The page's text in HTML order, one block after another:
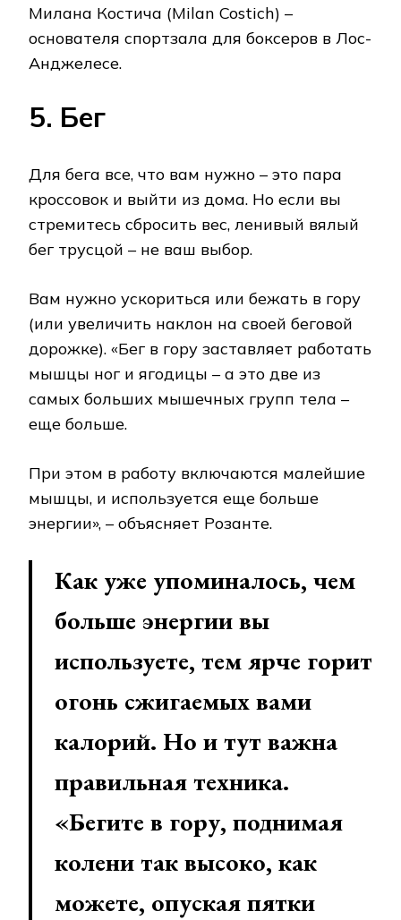
Милана Костича (Milan Costich) –
основателя спортзала для боксеров в Лос-
Анджелесе.
5. Бег
Для бега все, что вам нужно – это пара
кроссовок и выйти из дома. Но если вы
стремитесь сбросить вес, ленивый вялый
бег трусцой – не ваш выбор.
Вам нужно ускориться или бежать в гору
(или увеличить наклон на своей беговой
дорожке). «Бег в гору заставляет работать
мышцы ног и ягодицы – а это две из
самых больших мышечных групп тела –
еще больше.
При этом в работу включаются малейшие
мышцы, и используется еще больше
энергии», – объясняет Розанте.
Как уже упоминалось, чем
больше энергии вы
используете, тем ярче горит
огонь сжигаемых вами
калорий. Но и тут важна
правильная техника.
«Бегите в гору, поднимая
колени так высоко, как
можете, опуская пятки